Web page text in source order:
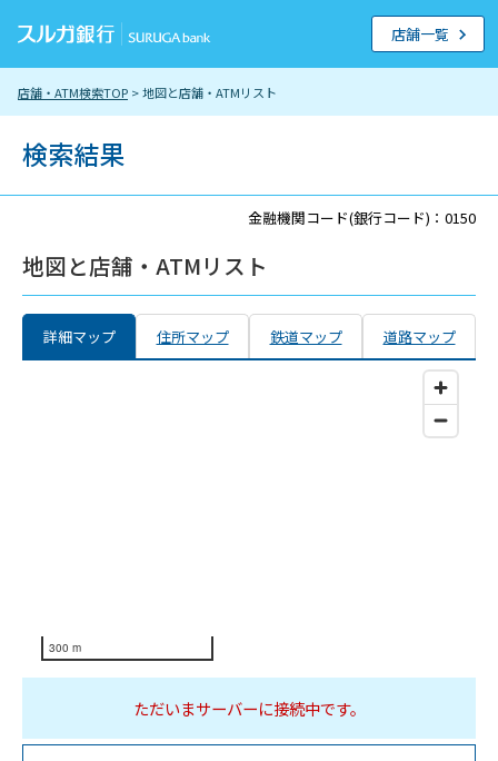
店舗・ATM検索TOP > 地図と店舗・ATMリスト
店舗一覧
検索結果
金融機関コード(銀行コード)：0150
地図と店舗・ATMリスト
詳細マップ 住所マップ 鉄道マップ 道路マップ
300 m
ただいまサーバーに接続中です。